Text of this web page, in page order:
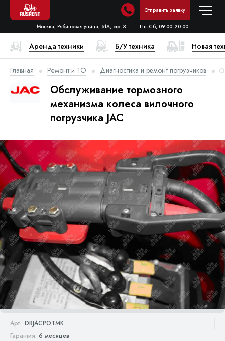
Отправить заявку
Москва, Рябиновая улица, 61А, стр. 3 Пн-Сб, 09:00-20:00
Аренда техники Б/У техника Новая
Главная Ремонт и ТО Диагностика и ремонт погрузчиков
Обслуживание тормозного
механизма колеса вилочного
погрузчика JAC
Арт.: DRJACPOTMK
Гарантия: 6 месяцев